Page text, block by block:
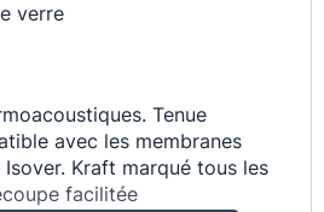
verre
Tenue
avec les membranes
Kraft marqué tous les
facilitée